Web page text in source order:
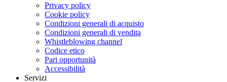
Privacy policy
Cookie policy
Condizioni generali di acquisto
Condizioni generali di vendita
Whistleblowing channel
Codice etico
Pari opportunità
Accessibilità
Servizi